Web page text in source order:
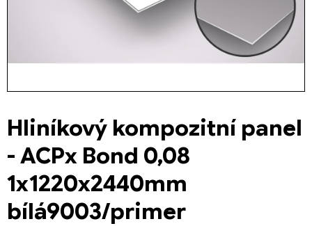
Hliníkový kompozitní panel
- ACPx Bond 0,08
1x1220x2440mm
bílá9003/primer